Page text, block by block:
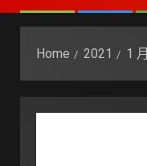
Home 2021 1 月